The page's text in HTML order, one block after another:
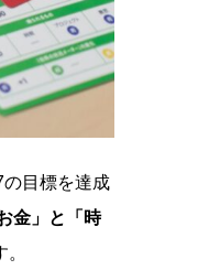
目標を達成
お金」と「時